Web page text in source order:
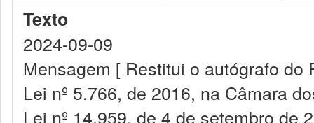
Texto
2024-09-09
Mensagem [ Restitui o autógrafo do
Lei nº 5.766, de 2016, na Câmara
Lei nº 14.959, de 4 de setembro de